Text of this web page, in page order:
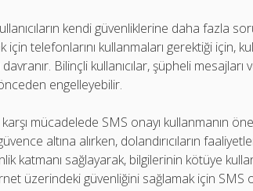
kendi güvenliklerine daha fazla
telefonlarını kullanmaları gerektiği için,
Bilinçli kullanıcılar, şüpheli
engelleyebilir.
karşı mücadelede SMS onayı kullanmanın
altına alırken, dolandırıcıların
katmanı sağlayarak, bilgilerinin kötüye
üzerindeki güvenliğini sağlamak için SMS